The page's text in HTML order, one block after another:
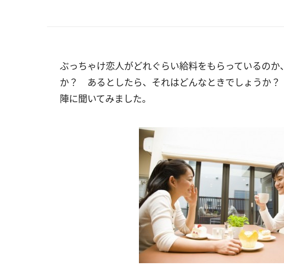
ぶっちゃけ恋人がどれぐらい給料をもらっているの
か？ あるとしたら、それはどんなときでしょうか
陣に聞いてみました。